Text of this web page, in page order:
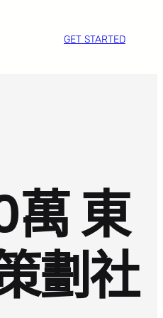
GET STARTED
萬 東
劃社